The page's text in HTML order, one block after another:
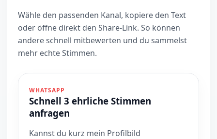
Wähle den passenden Kanal, kopiere den Text
oder öffne direkt den Share-Link. So können
andere schnell mitbewerten und du sammelst
mehr echte Stimmen.
WHATSAPP
Schnell 3 ehrliche Stimmen
anfragen
Kannst du kurz mein Profilbild